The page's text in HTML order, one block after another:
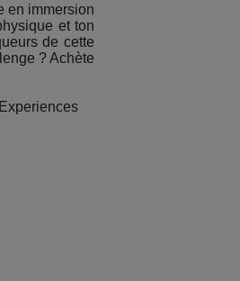
en immersion
et ton
de cette
? Achète